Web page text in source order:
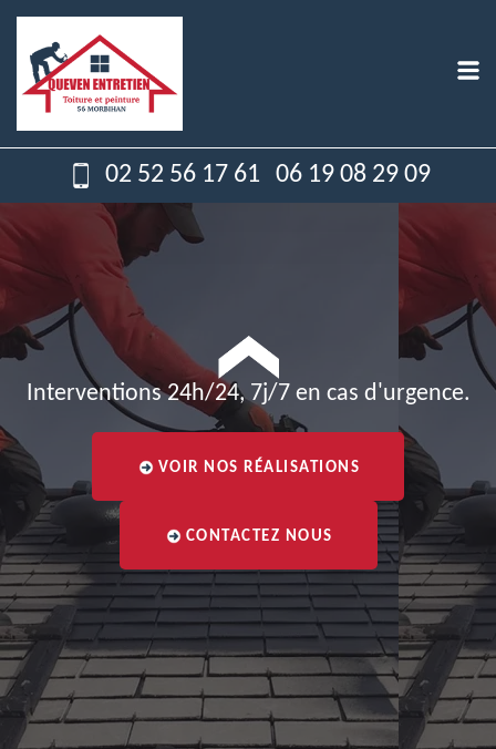
02 52 56 17 61 06 19 08 29 09
Interventions 24h/24, 7j/7 en cas d'urgence.
VOIR NOS RÉALISATIONS
CONTACTEZ NOUS